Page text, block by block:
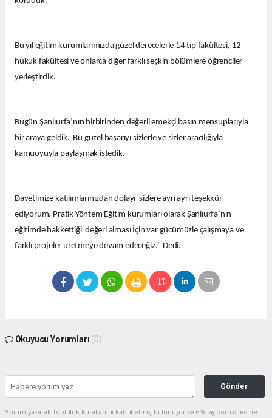
Bu yıl eğitim kurumlarımızda güzel derecelerle 14 tıp fakültesi, 12
hukuk fakültesi ve onlarca diğer farklı seçkin bölümlere öğrenciler
yerleştirdik.
Bugün Şanlıurfa’nın birbirinden değerli emekçi basın mensuplarıyla
bir araya geldik. Bu güzel başarıyı sizlerle ve sizler aracılığıyla
kamuoyuyla paylaşmak istedik.
Davetimize katılımlarınızdan dolayı sizlere ayrı ayrı teşekkür
ediyorum. Pratik Yöntem Eğitim kurumları olarak Şanlıurfa’nın
eğitimde hakkettiği değeri alması İçin var gücümüzle çalışmaya ve
farklı projeler üretmeye devam edeceğiz." Dedi.
Okuyucu Yorumları (0)
Gönder
Yorum yazarak Topluluk Kuralları’nı kabul etmiş bulunuyor ve 63olay.com sitesine